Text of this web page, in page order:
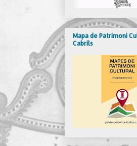
Mapa de Patrimoni
Cabrils